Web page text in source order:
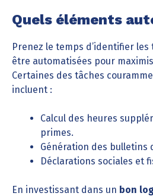
Quels éléments
Prenez le temps d’identifier
être automatisées pour
Certaines des tâches
incluent :
Calcul des heures
primes.
Génération des bulletins
Déclarations sociales et
En investissant dans un bon